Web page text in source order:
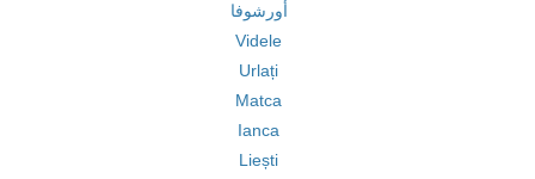
أورشوفا
Videle
Urlați
Matca
Ianca
Liești